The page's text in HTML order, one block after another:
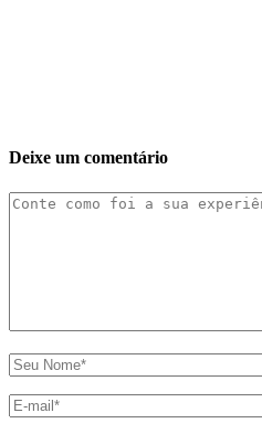
Deixe um comentário